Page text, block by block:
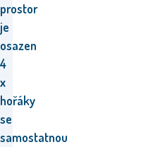
prostor
je
osazen
4
x
hořáky
se
samostatnou